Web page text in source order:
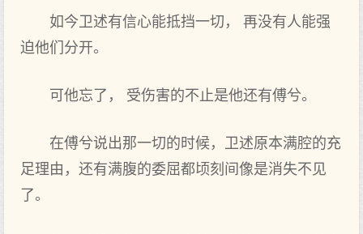
如今卫述有信心能抵挡一切， 再没有人能强
迫他们分开。
可他忘了， 受伤害的不止是他还有傅兮。
在傅兮说出那一切的时候，卫述原本满腔的充
足理由，还有满腹的委屈都顷刻间像是消失不见
了。